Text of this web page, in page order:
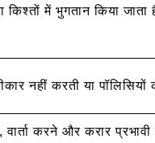
में भुगतान किया
नहीं करती या पॉलिसियों
करने और करार